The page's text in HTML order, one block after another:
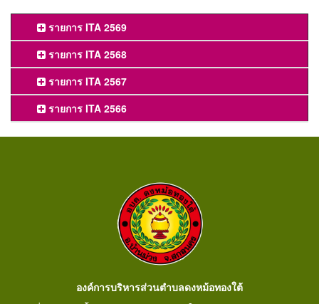
รายการ ITA 2569
รายการ ITA 2568
รายการ ITA 2567
รายการ ITA 2566
องค์การบริหารส่วนตำบลดงหม้อทองใต้